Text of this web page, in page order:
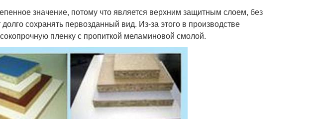
значение, потому что является верхним защитным слоем, без
сохранять первозданный вид. Из-за этого в производстве
пленку с пропиткой меламиновой смолой.